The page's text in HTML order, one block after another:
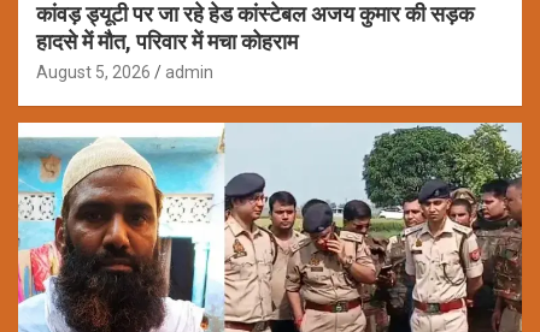
कांवड़ ड्यूटी पर जा रहे हेड कांस्टेबल अजय कुमार की सड़क
हादसे में मौत, परिवार में मचा कोहराम
August 5, 2026 admin